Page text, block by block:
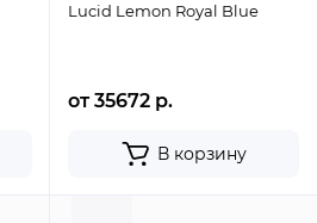
Lucid Lemon Royal Blue
от 35672 р.
В корзину